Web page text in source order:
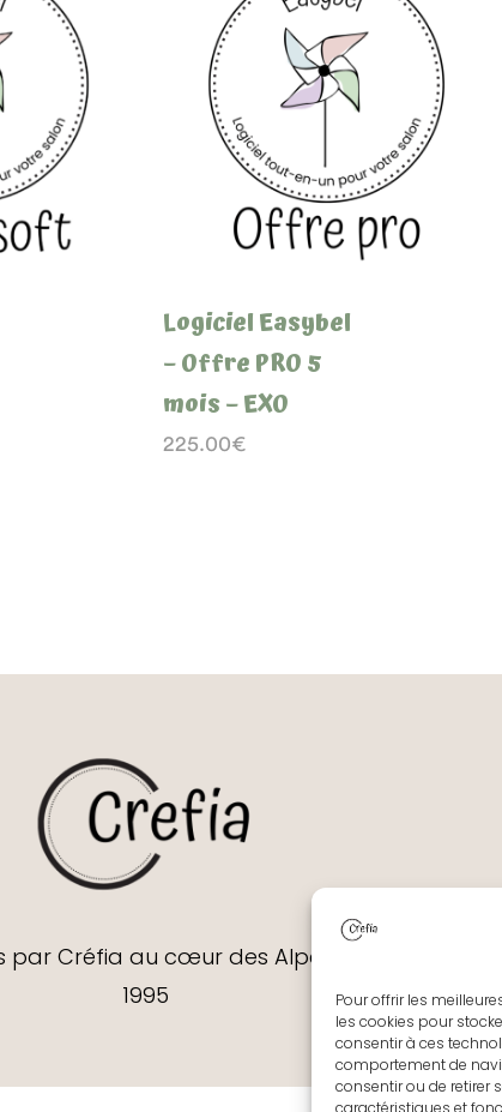
Pour offrir les
les cookies pour
consentir à ces
comportement de
consentir ou de retirer
caractéristiques et
Logiciel Easybel
– Offre PRO 5
mois – EXO
225.00€
par Créfia au cœur des Alpes Françaises
1995